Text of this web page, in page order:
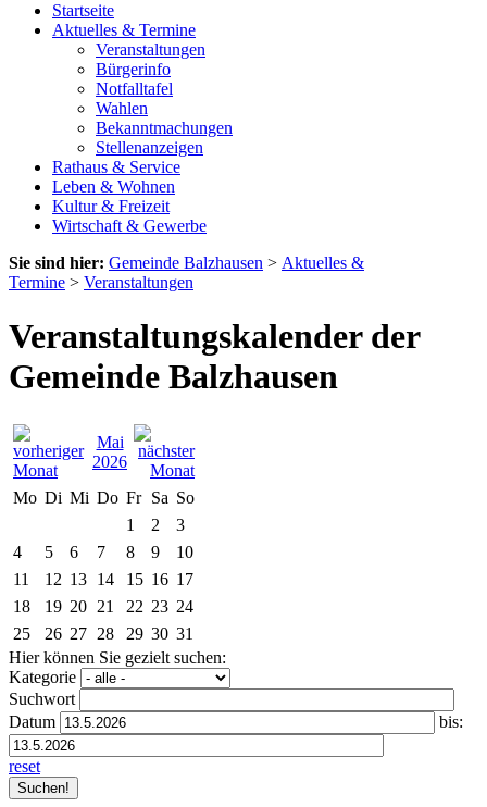
Startseite
Aktuelles & Termine
Veranstaltungen
Bürgerinfo
Notfalltafel
Wahlen
Bekanntmachungen
Stellenanzeigen
Rathaus & Service
Leben & Wohnen
Kultur & Freizeit
Wirtschaft & Gewerbe
Sie sind hier: Gemeinde Balzhausen > Aktuelles &
Termine > Veranstaltungen
Veranstaltungskalender der
Gemeinde Balzhausen
Mai
2026
Mo Di Mi Do Fr Sa So
1
2
3
4
5 6 7 8 9
10
11
12 13 14 15 16 17
18
19 20 21 22 23 24
25
26 27 28 29 30 31
Hier können Sie gezielt suchen:
Kategorie
Suchwort
Datum
bis:
reset